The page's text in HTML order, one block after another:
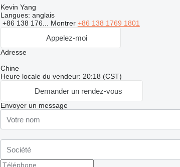
Kevin Yang
Langues: anglais
+86 138 176... Montrer +86 138 1769 1801
Appelez-moi
Adresse
Chine
Heure locale du vendeur: 20:18 (CST)
Demander un rendez-vous
Envoyer un message